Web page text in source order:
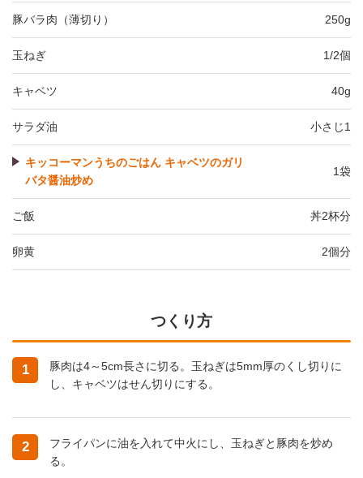
豚バラ肉（薄切り） 250g
玉ねぎ 1/2個
キャベツ 40g
サラダ油 小さじ1
キッコーマンうちのごはん キャベツのガリ
バタ醤油炒め
1袋
ご飯 丼2杯分
卵黄 2個分
つくり方
1
豚肉は4～5cm長さに切る。玉ねぎは5mm厚のくし切りに
し、キャベツはせん切りにする。
2
フライパンに油を入れて中火にし、玉ねぎと豚肉を炒め
る。